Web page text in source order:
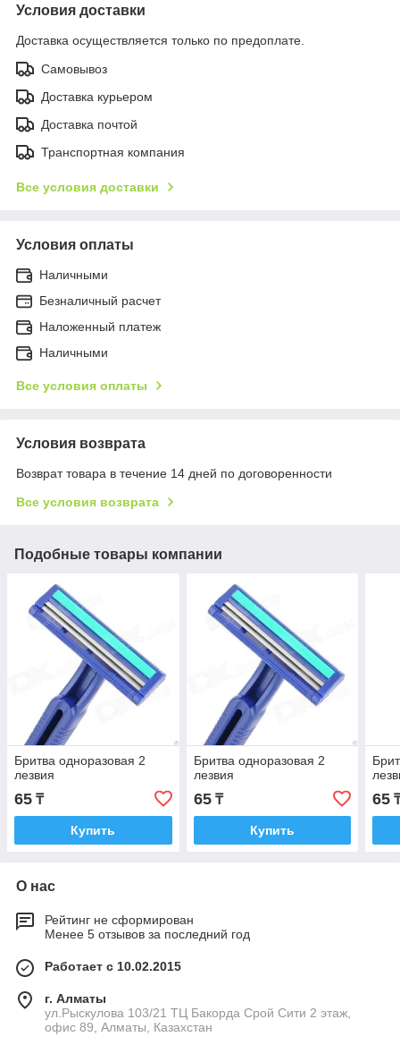
Условия доставки
Доставка осуществляется только по предоплате.
Самовывоз
Доставка курьером
Доставка почтой
Транспортная компания
Все условия доставки
Условия оплаты
Наличными
Безналичный расчет
Наложенный платеж
Наличными
Все условия оплаты
Условия возврата
Возврат товара в течение 14 дней по договоренности
Все условия возврата
Подобные товары компании
Бритва одноразовая 2
лезвия
65 ₸
Купить
Бритва одноразовая 2
лезвия
65₸
Купить
65
О нас
Рейтинг не сформирован
Менее 5 отзывов за последний год
Работает с 10.02.2015
г. Алматы
ул.Рыскулова 103/21 ТЦ Бакорда Срой Сити 2 этаж,
офис 89, Алматы, Казахстан